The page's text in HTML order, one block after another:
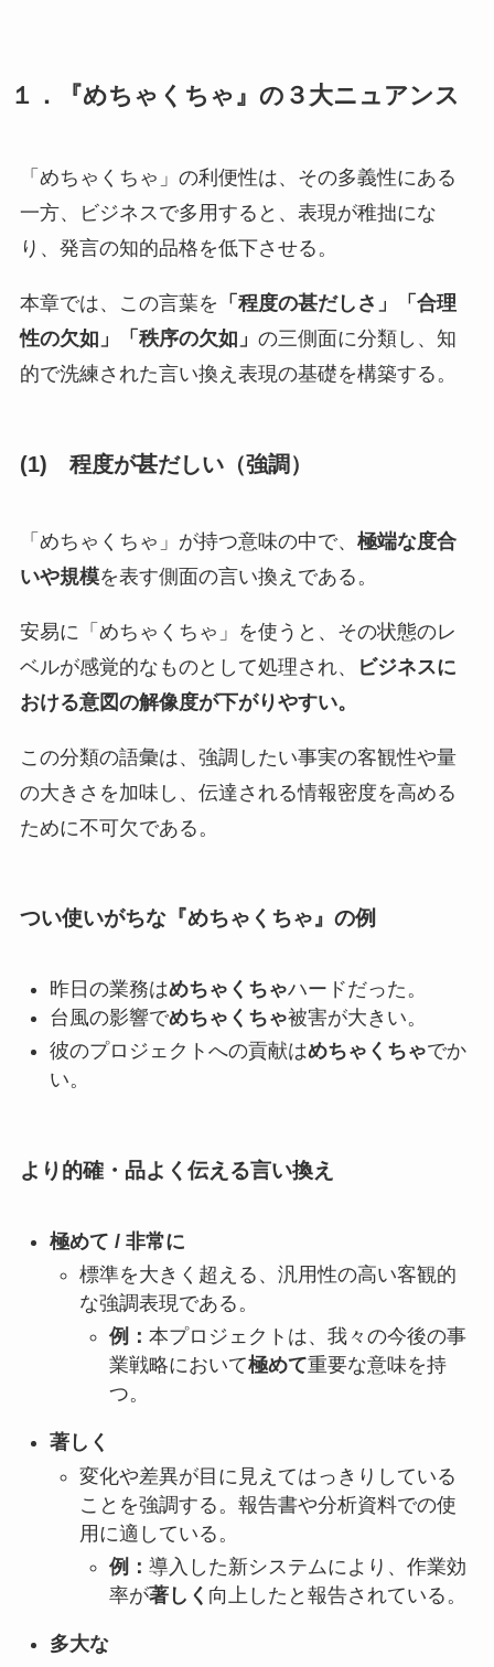
１．『めちゃくちゃ』の３大ニュアンス
「めちゃくちゃ」の利便性は、その多義性にある
一方、ビジネスで多用すると、表現が稚拙にな
り、発言の知的品格を低下させる。
本章では、この言葉を 「程度の甚だしさ」「合理
性の欠如」「秩序の欠如」 の三側面に分類し、知
的で洗練された言い換え表現の基礎を構築する。
(1) 程度が甚だしい（強調）
「めちゃくちゃ」が持つ意味の中で、 極端な度合
いや規模を表す側面の言い換えである。
安易に「めちゃくちゃ」を使うと、その状態のレ
ベルが感覚的なものとして処理され、
ビジネスに
おける意図の解像度が下がりやすい。
この分類の語彙は、強調したい事実の客観性や量
の大きさを加味し、伝達される情報密度を高める
ために不可欠である。
つい使いがちな『めちゃくちゃ』の例
昨日の業務はめちゃくちゃハードだった。
台風の影響でめちゃくちゃ被害が大きい。
彼のプロジェクトへの貢献はめちゃくちゃでか
い。
より的確・品よく伝える言い換え
極めて / 非常に
標準を大きく超える、汎用性の高い客観的
な強調表現である。
例： 本プロジェクトは、我々の今後の事
業戦略において極めて重要な意味を持
つ。
著しく
変化や差異が目に見えてはっきりしている
ことを強調する。報告書や分析資料での使
用に適している。
例： 導入した新システムにより、作業効
率が著しく 向上したと報告されている。
多大な